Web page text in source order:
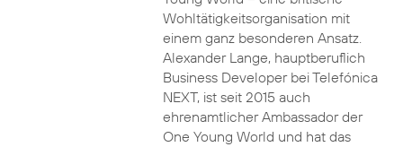
Wohltätigkeitsorganisation mit
einem ganz besonderen Ansatz.
Alexander Lange, hauptberuflich
Business Developer bei Telefónica
NEXT, ist seit 2015 auch
ehrenamtlicher Ambassador der
One Young World und hat das